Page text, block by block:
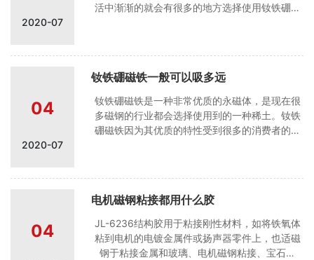
2020-07
活中渐渐的就会有很多的地方选择使用钕铁硼磁
于其体积小、质量轻，在单位功率密度上具磁铁
有绝对优势，因此在电动车、机器人、空调、风
电、磁选设备及消费电子等领域应用较广。稀土
永磁同步电机的开发与应用进一步扩大了永磁同
04
2020-07
钕铁硼磁铁一般可以吸多远
钕铁硼磁铁是一种非常优质的永磁体，是现在很
多磁钢的行业都会选择使用到的一种稀土。钕铁
硼磁铁因为其优质的特性受到很多的消费者的喜
钕铁硼材料普通磁铁，常规来说是指铁氧体或者
其他材料。实际上，强力磁铁与普通磁铁相比，
其特点是表场大，这个倍磁铁数大概是4倍左右。
另一特点是梯度高。梯度代表单位长度上磁场变
04
电机磁钢粘接都用什么胶
JL-6236结构胶用于粘接刚性材料，如将铁氧体
粘到电机的电镀金属件或扬声器零件上，也适磁
钢于粘接金属和玻璃、电机磁钢粘接、宝石粘